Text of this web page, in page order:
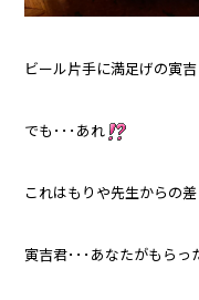
ビール片手に満足げの寅吉
でも･･･あれ
これはもりや先生からの
寅吉君･･･あなたがもら